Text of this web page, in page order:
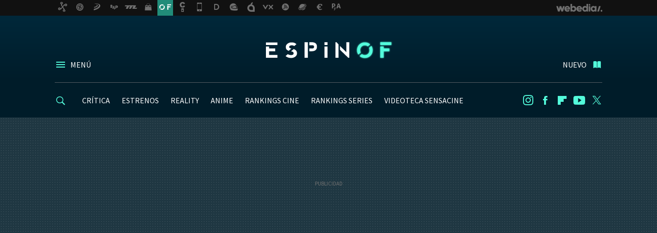
MENÚ NUEVO
CRÍTICA ESTRENOS REALITY ANIME RANKINGS CINE RANKINGS SERIES VIDEOTECA SENSACINE InstagramFacebookFlipboard
Youtube